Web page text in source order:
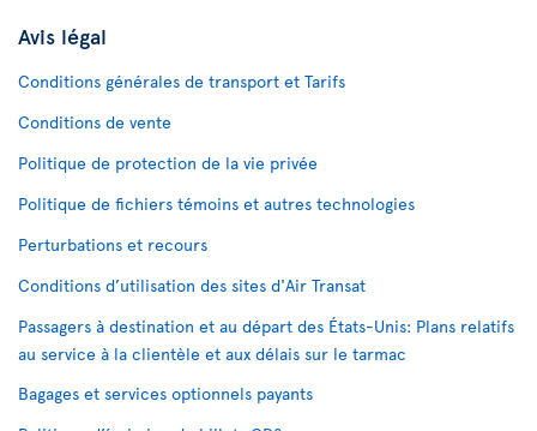
Avis légal
Conditions générales de transport et Tarifs
Conditions de vente
Politique de protection de la vie privée
Politique de fichiers témoins et autres technologies
Perturbations et recours
Conditions d’utilisation des sites d'Air Transat
Passagers à destination et au départ des États-Unis: Plans relatifs
au service à la clientèle et aux délais sur le tarmac
Bagages et services optionnels payants